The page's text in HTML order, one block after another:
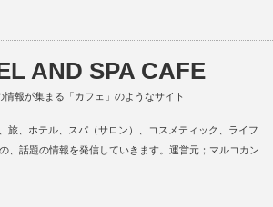
AND SPA CAFE
情報が集まる「カフェ」のようなサイト
旅、ホテル、スパ（サロン）、コスメティック、ライフ
、話題の情報を発信していきます。運営元；マルコカン